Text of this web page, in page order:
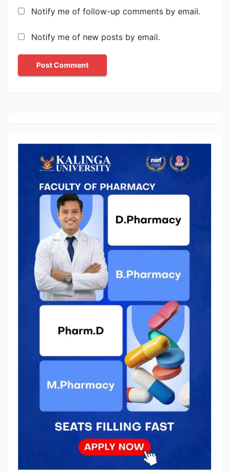
Notify me of follow-up comments by email.
Notify me of new posts by email.